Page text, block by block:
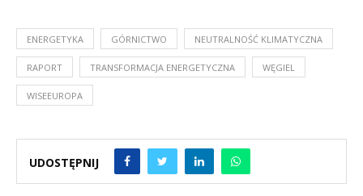
ENERGETYKA GÓRNICTWO NEUTRALNOŚĆ KLIMATYCZNA
RAPORT TRANSFORMACJA ENERGETYCZNA WĘGIEL
WISEEUROPA
UDOSTĘPNIJ